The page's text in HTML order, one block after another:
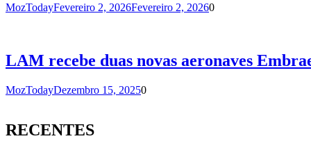
MozTodayFevereiro 2, 2026Fevereiro 2, 20260
LAM recebe duas novas aeronaves
MozTodayDezembro 15, 20250
RECENTES